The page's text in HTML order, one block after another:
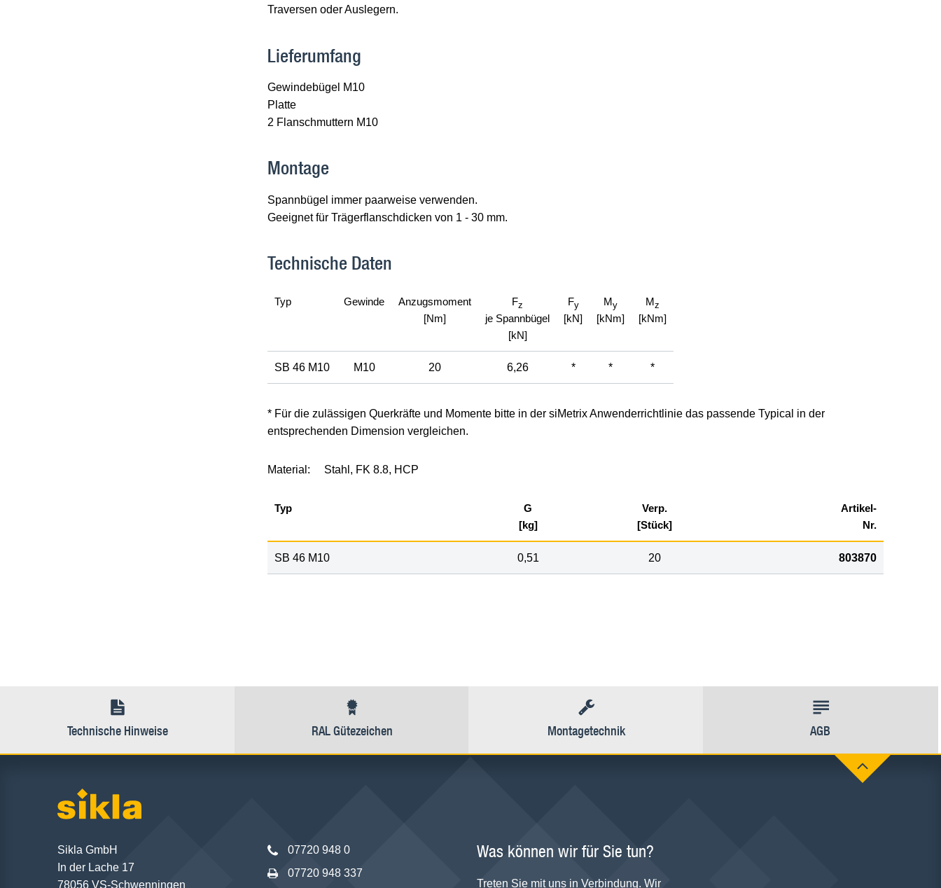
Traversen oder Auslegern.
Lieferumfang
Gewindebügel M10
Platte
2 Flanschmuttern M10
Montage
Spannbügel immer paarweise verwenden.
Geeignet für Trägerflanschdicken von 1 - 30 mm.
Technische Daten
Typ Gewinde
Anzugsmoment
[Nm]
Fz
je Spannbügel
[kN]
Fy
[kN]
My
[kNm]
Mz
[kNm]
SB 46 M10 M10 20 6,26 * * *
* Für die zulässigen Querkräfte und Momente bitte in der siMetrix Anwenderrichtlinie das passende Typical in der
entsprechenden Dimension vergleichen.
Material: Stahl, FK 8.8, HCP
Typ
G
[kg]
Verp.
[Stück]
Artikel-
Nr.
SB 46 M10 0,51 20 803870
Technische Hinweise RAL Gütezeichen Montagetechnik AGB
Sikla GmbH
In der Lache 17
78056 VS-Schwenningen
07720 948 0
07720 948 337
Was können wir für Sie tun?
Treten Sie mit uns in Verbindung. Wir